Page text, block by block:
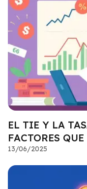
EL TIE Y LA
FACTORES
13/06/2025